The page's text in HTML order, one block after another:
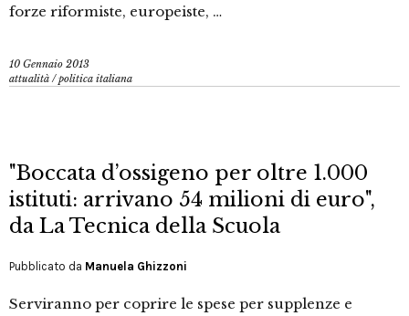
forze riformiste, europeiste, …
10 Gennaio 2013
attualità /politica italiana
"Boccata d’ossigeno per oltre 1.000
istituti: arrivano 54 milioni di euro",
da La Tecnica della Scuola
Pubblicato da Manuela Ghizzoni
Serviranno per coprire le spese per supplenze e